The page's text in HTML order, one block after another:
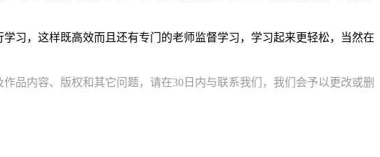
习，这样既高效而且还有专门的老师监督学习，学习起来更轻松，当然在
品内容、版权和其它问题，请在30日内与联系我们，我们会予以更改或删